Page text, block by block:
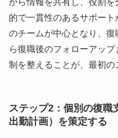
担当者一人に負担が集中
支える仕組みづくりが成
ステップ1：人事・管理
まず、人事担当者、復職予